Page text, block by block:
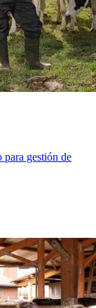
gestión de